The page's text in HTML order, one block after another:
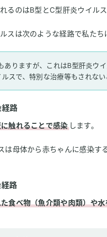
るのはB型とC型肝炎ウイル
スは次のような経路で私たち
ありますが、これはB型肝炎ウ
スで、特別な治療等もされない
路
触れることで感染します。
は母体から赤ちゃんに感染す
路
食べ物（魚介類や肉類）や